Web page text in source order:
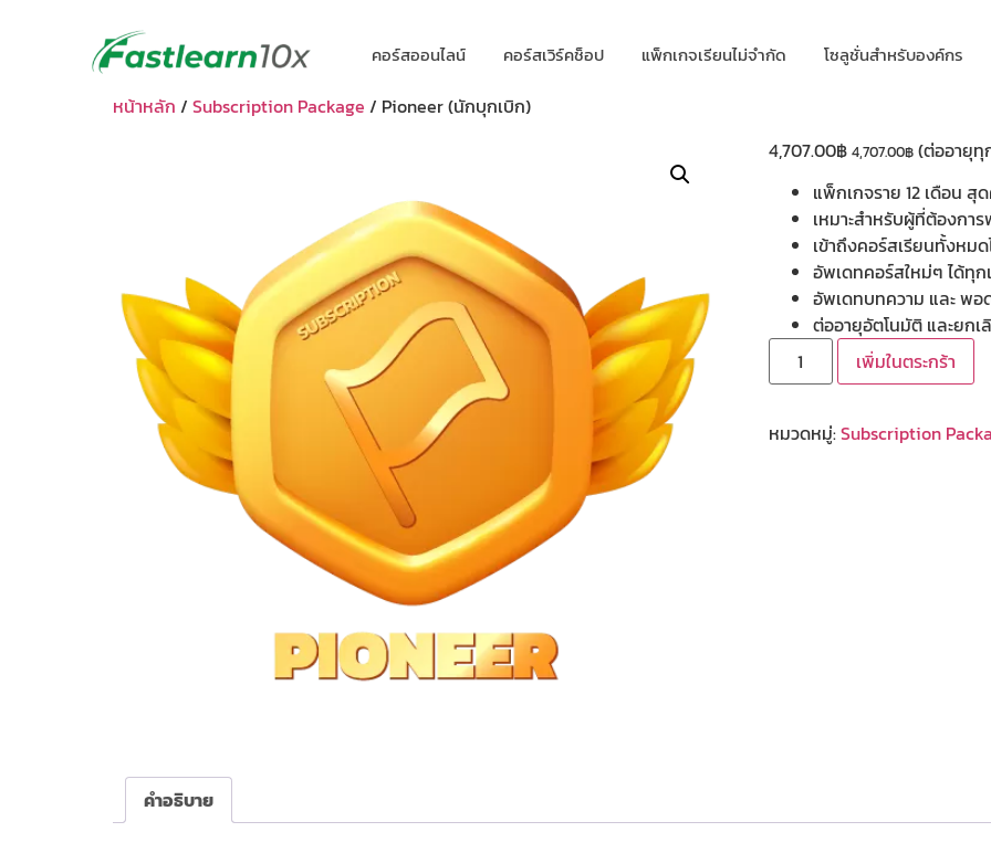
คอร์สออนไลน์ คอร์สเวิร์คช็อป แพ็กเกจเรียนไม่จำกัด โซลูชั่นสำหรับองค์กร
หน้าหลัก / Subscription Package / Pioneer (นักบุกเบิก)
4,707.00฿ 4,707.00฿ (ต่ออายุทุ
แพ็กเกจราย 12 เดือน สุ
เหมาะสำหรับผู้ที่ต้องกา
เข้าถึงคอร์สเรียนทั้งหมด
อัพเดทคอร์สใหม่ๆ ได้ทุก
อัพเดทบทความ และ พ
ต่ออายุอัตโนมัติ และยกเ
เพิ่มในตระกร้า
หมวดหมู่:Subscription
คำอธิบาย